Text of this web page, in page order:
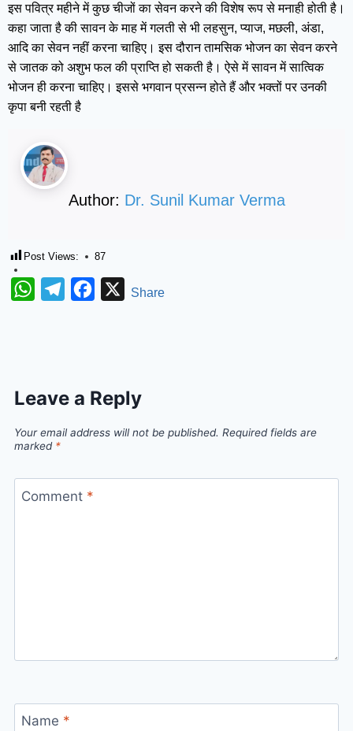
इस पवित्र महीने में कुछ चीजों का सेवन करने की विशेष रूप से मनाही होती है।
कहा जाता है की सावन के माह में गलती से भी लहसुन, प्याज, मछली, अंडा,
आदि का सेवन नहीं करना चाहिए। इस दौरान तामसिक भोजन का सेवन करने
से जातक को अशुभ फल की प्राप्ति हो सकती है। ऐसे में सावन में सात्विक
भोजन ही करना चाहिए। इससे भगवान प्रसन्न होते हैं और भक्तों पर उनकी
कृपा बनी रहती है
Author: Dr. Sunil Kumar Verma
Post Views: 87
WhatsAppTelegramFacebook
XShare
Leave a Reply
Your email address will not be published. Required fields are
marked *
Comment *
Name *